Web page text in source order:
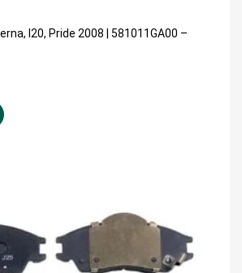
I20, Pride 2008 | 581011GA00 –